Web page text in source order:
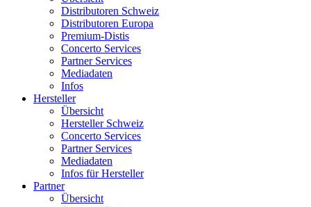
Distributoren Schweiz
Distributoren Europa
Premium-Distis
Concerto Services
Partner Services
Mediadaten
Infos
Hersteller
Übersicht
Hersteller Schweiz
Concerto Services
Partner Services
Mediadaten
Infos für Hersteller
Partner
Übersicht